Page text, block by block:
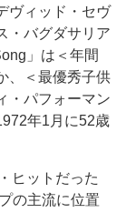
ヴィッド・セヴ
・バグダサリア
」は＜年間
、＜最優秀子供
・パフォーマン
年1月に52歳
ヒットだった
の主流に位置